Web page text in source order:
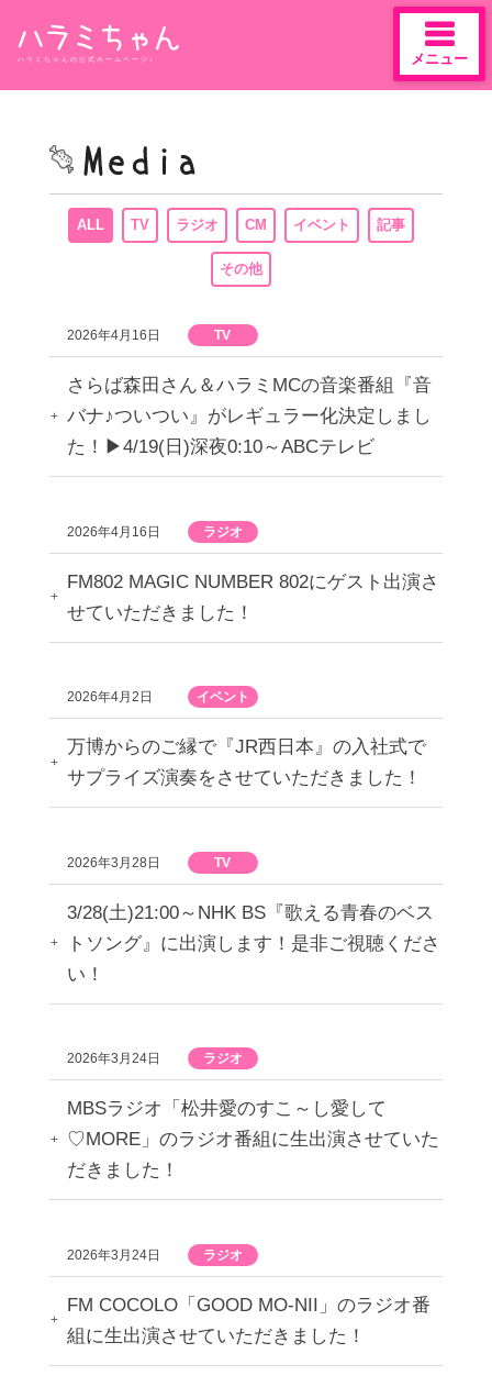
content
ハラミちゃんの公式ホームページ♪ メニュー
ALL TV ラジオ CM イベント 記事
その他
2026年4月16日 TV
さらば森田さん＆ハラミMCの音楽番組『音
バナ♪ついつい』がレギュラー化決定しまし
た！▶︎4/19(日)深夜0:10～ABCテレビ
2026年4月16日 ラジオ
FM802 MAGIC NUMBER 802にゲスト出演さ
せていただきました！
2026年4月2日 イベント
万博からのご縁で『JR西日本』の入社式で
サプライズ演奏をさせていただきました！
2026年3月28日 TV
3/28(土)21:00～NHK BS『歌える青春のベス
トソング』に出演します！是非ご視聴くださ
い！
2026年3月24日 ラジオ
MBSラジオ「松井愛のすこ～し愛して
♡MORE」のラジオ番組に生出演させていた
だきました！
2026年3月24日 ラジオ
FM COCOLO「GOOD MO-NII」のラジオ番
組に生出演させていただきました！